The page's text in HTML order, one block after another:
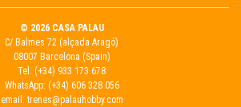
© 2026 CASA PALAU
C/ Balmes 72 (alçada Aragó)
08007 Barcelona (Spain)
Tel. (+34) 933 173 678
WhatsApp: (+34) 606 328 056
email: trenes@palauhobby.com